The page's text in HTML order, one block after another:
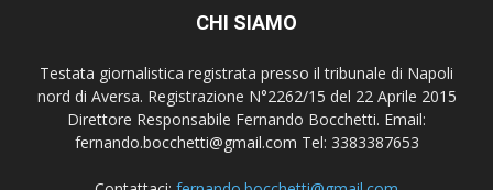
CHI SIAMO
Testata giornalistica registrata presso il tribunale di Napoli
nord di Aversa. Registrazione N°2262/15 del 22 Aprile 2015
Direttore Responsabile Fernando Bocchetti. Email:
fernando.bocchetti@gmail.com Tel: 3383387653